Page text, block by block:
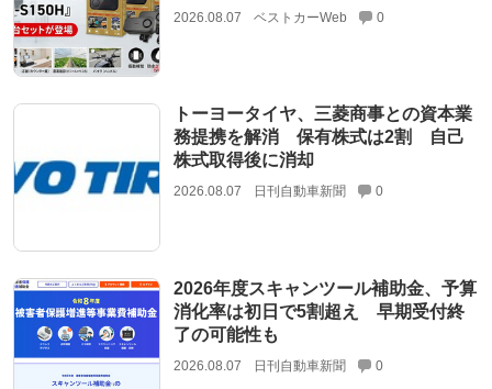
2026.08.07 ベストカーWeb 0
トーヨータイヤ、三菱商事との資本業
務提携を解消 保有株式は2割 自己
株式取得後に消却
2026.08.07 日刊自動車新聞 0
2026年度スキャンツール補助金、予算
消化率は初日で5割超え 早期受付終
了の可能性も
2026.08.07 日刊自動車新聞 0